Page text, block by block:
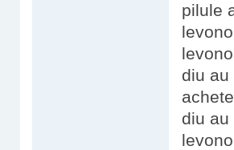
pilule
diu
diu au